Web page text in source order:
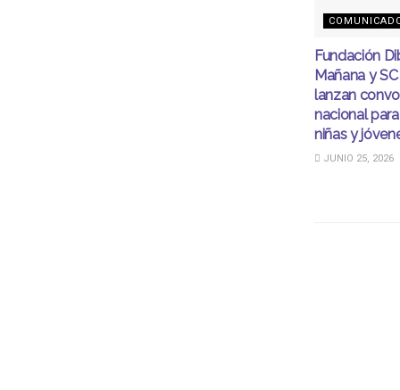
Fundación
Mañana y
lanzan
nacional
niñas y
JUNIO 25, 2026